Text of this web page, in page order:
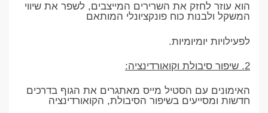
הוא עוזר לחזק את השרירים המייצבים, לשפר את שיווי
המשקל ולבנות כוח פונקציונלי המותאם
לפעילויות יומיומיות.
2. שיפור סיבולת וקואורדינציה:
האימונים עם הסטיל מייס מאתגרים את הגוף בדרכים
חדשות ומסייעים בשיפור הסיבולת, הקואורדינציה